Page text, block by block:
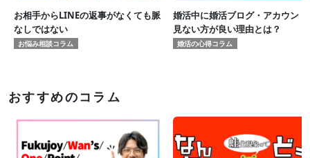
お相手からLINEの返事がなくても脈
なしではない
お悩み相談コラム
婚活中に婚活ブログ・アカウント
見ない方が良い理由とは？
婚活の心得コラム
おすすめのコラム